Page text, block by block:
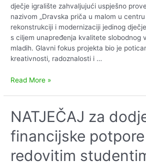
dječje igralište zahvaljujući uspješno
nazivom „Dravska priča u malom u
rekonstrukciji i modernizaciji jedinog
s ciljem unapređenja kvalitete slobodnog
mladih. Glavni fokus projekta bio je
kreativnosti, radoznalosti i …
NOVO
U
ČAĐAVICI
–
“DRAVSKA
PRIČA
U
Read More »
NATJEČAJ za
financijske potpore
redovitim